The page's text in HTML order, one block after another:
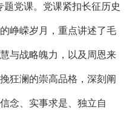
题党课。党课紧扣长征历史
峥嵘岁月，重点讲述了毛
与战略魄力，以及周恩来
狂澜的崇高品格，深刻阐
念、实事求是、独立自